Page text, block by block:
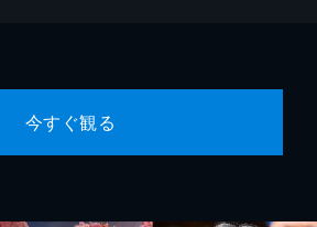
今すぐ観る